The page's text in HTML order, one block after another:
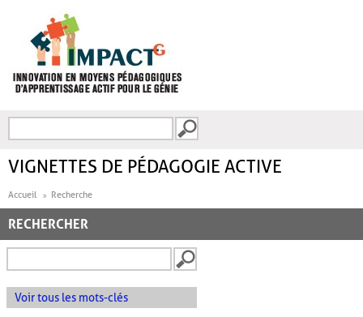
FORMULAIRE DE
VIGNETTES DE PÉDAGOGIE ACTIVE
Accueil Recherche
RECHERCHER
Voir tous les mots-clés